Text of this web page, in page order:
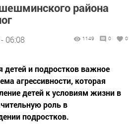
района
06:08 1149 0 0
детей и подростков важное
агрессивности, которая
детей к условиям жизни в
роль в
подростков.